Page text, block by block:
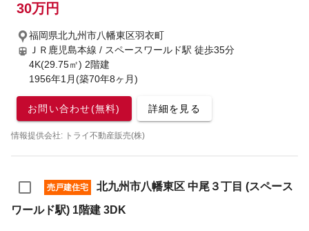
30万円
福岡県北九州市八幡東区羽衣町
ＪＲ鹿児島本線 / スペースワールド駅 徒歩35分
4K(29.75㎡) 2階建
1956年1月(築70年8ヶ月)
お問い合わせ(無料) 詳細を見る
情報提供会社: トライ不動産販売(株)
売戸建住宅
北九州市八幡東区 中尾３丁目 (スペース
ワールド駅) 1階建 3DK